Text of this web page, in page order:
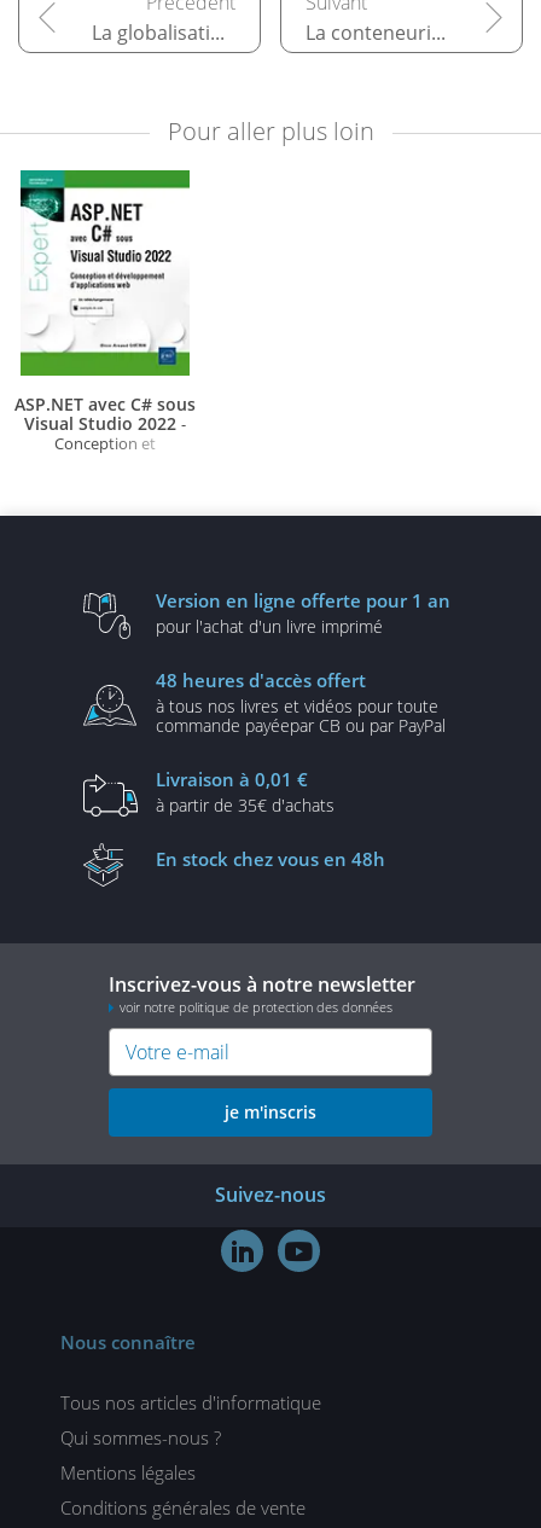
La globalisation et la localisation La conteneurisation et l'architecture microservice
Pour aller plus loin
ASP.NET avec C# sous
Visual Studio 2022 -
Conception et
Version en ligne offerte pour 1 an
pour l'achat d'un livre imprimé
48 heures d'accès offert
à tous nos livres et vidéos pour toute
commande payéepar CB ou par PayPal
Livraison à 0,01 €
à partir de 35€ d'achats
En stock chez vous en 48h
Inscrivez-vous à notre newsletter
voir notre politique de protection des données
je m'inscris
Suivez-nous
 
Nous connaître
Tous nos articles d'informatique
Qui sommes-nous ?
Mentions légales
Conditions générales de vente